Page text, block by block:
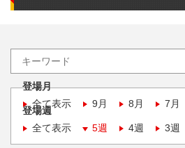
登場月
全て表示
9月 8月 7月
登場週
全て表示
5週 4週 3週